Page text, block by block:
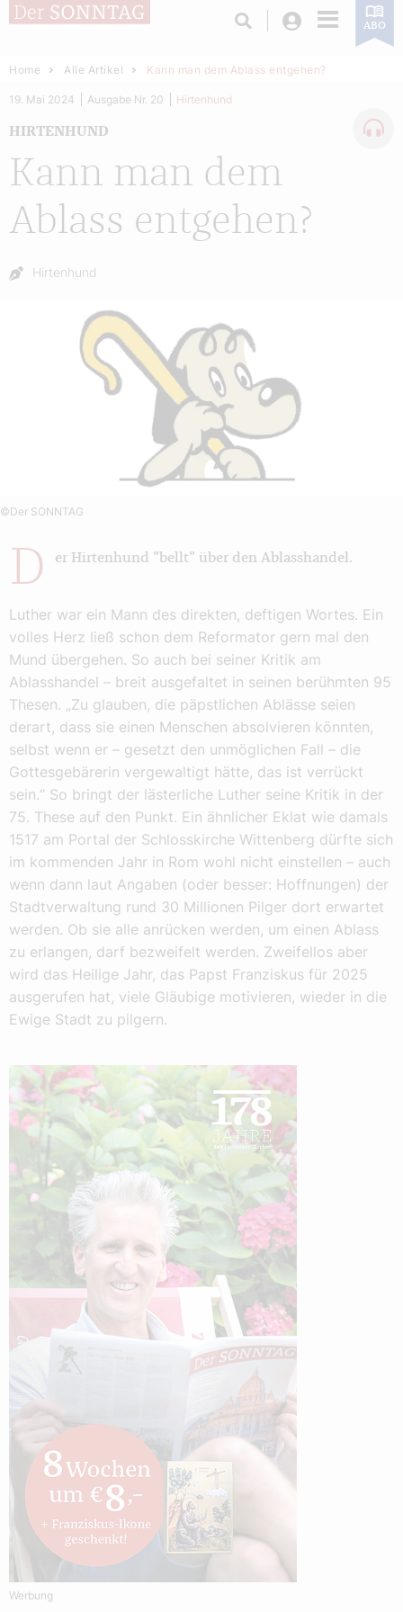
Login ABO
Home Alle Artikel Kann man dem Ablass entgehen?
Kann man dem
Ablass entgehen?
HIRTENHUND
19. Mai 2024 Ausgabe Nr. 20 Hirtenhund
Autor:
Hirtenhund
©Der SONNTAG
D er Hirtenhund "bellt" über den Ablasshandel.
Luther war ein Mann des direkten, deftigen Wortes. Ein
volles Herz ließ schon dem Reformator gern mal den
Mund übergehen. So auch bei seiner Kritik am
Ablasshandel – breit ausgefaltet in seinen berühmten 95
Thesen. „Zu glauben, die päpstlichen Ablässe seien
derart, dass sie einen Menschen absolvieren könnten,
selbst wenn er – gesetzt den unmöglichen Fall – die
Gottesgebärerin vergewaltigt hätte, das ist verrückt
sein.“ So bringt der lästerliche Luther seine Kritik in der
75. These auf den Punkt. Ein ähnlicher Eklat wie damals
1517 am Portal der Schlosskirche Wittenberg dürfte sich
im kommenden Jahr in Rom wohl nicht einstellen – auch
wenn dann laut Angaben (oder besser: Hoffnungen) der
Stadtverwaltung rund 30 Millionen Pilger dort erwartet
werden. Ob sie alle anrücken werden, um einen Ablass
zu erlangen, darf bezweifelt werden. Zweifellos aber
wird das Heilige Jahr, das Papst Franziskus für 2025
ausgerufen hat, viele Gläubige motivieren, wieder in die
Ewige Stadt zu pilgern.
Werbung